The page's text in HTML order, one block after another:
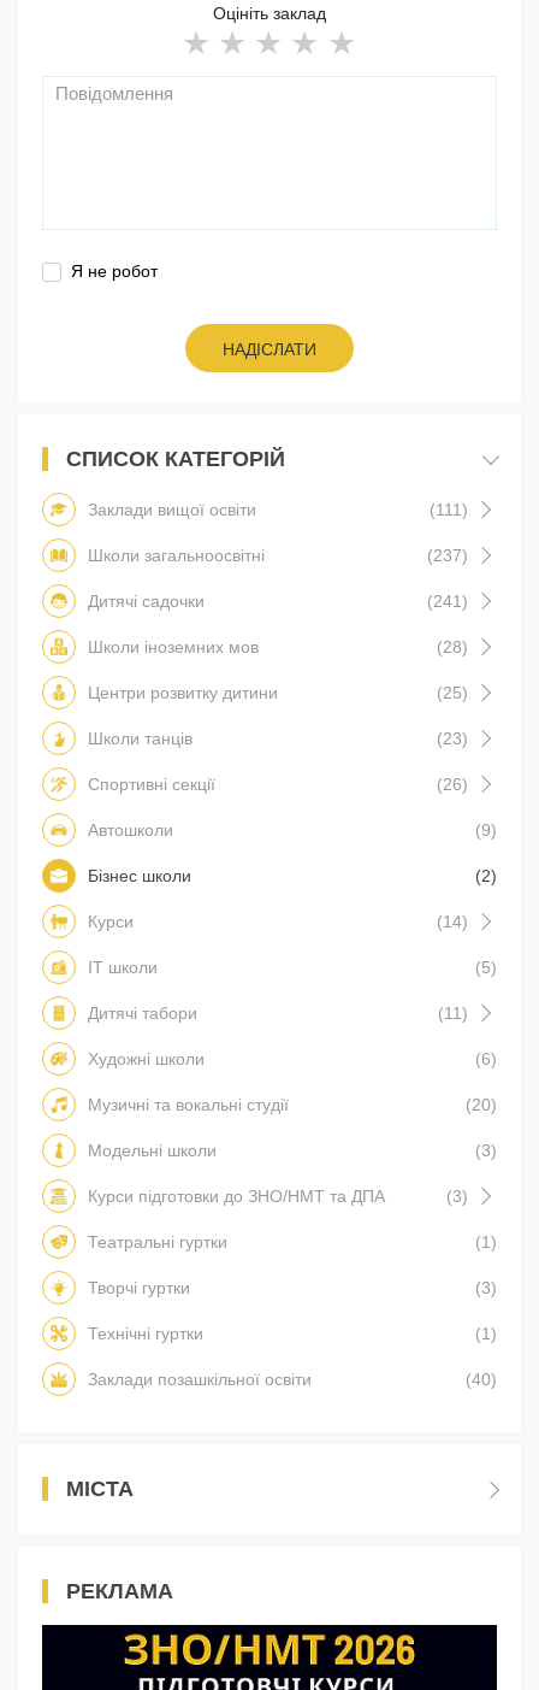
Оцініть заклад
Я не робот
НАДІСЛАТИ
СПИСОК КАТЕГОРІЙ
Заклади вищої освіти (111)
Школи загальноосвітні (237)
Дитячі садочки (241)
Школи іноземних мов (28)
Центри розвитку дитини (25)
Школи танців (23)
Спортивні секції (26)
Автошколи (9)
Бізнес школи (2)
Курси (14)
IT школи (5)
Дитячі табори (11)
Художні школи (6)
Музичні та вокальні студії (20)
Модельні школи (3)
Курси підготовки до ЗНО/НМТ та ДПА (3)
Театральні гуртки (1)
Творчі гуртки (3)
Технічні гуртки (1)
Заклади позашкільної освіти (40)
МІСТА
РЕКЛАМА